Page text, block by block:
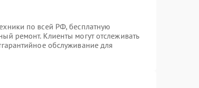
по всей РФ, бесплатную
ремонт. Клиенты могут отслеживать
обслуживание для